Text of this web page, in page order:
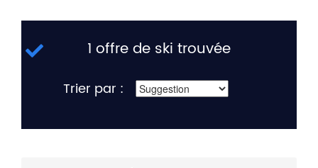
1 offre de ski trouvée
Trier par :